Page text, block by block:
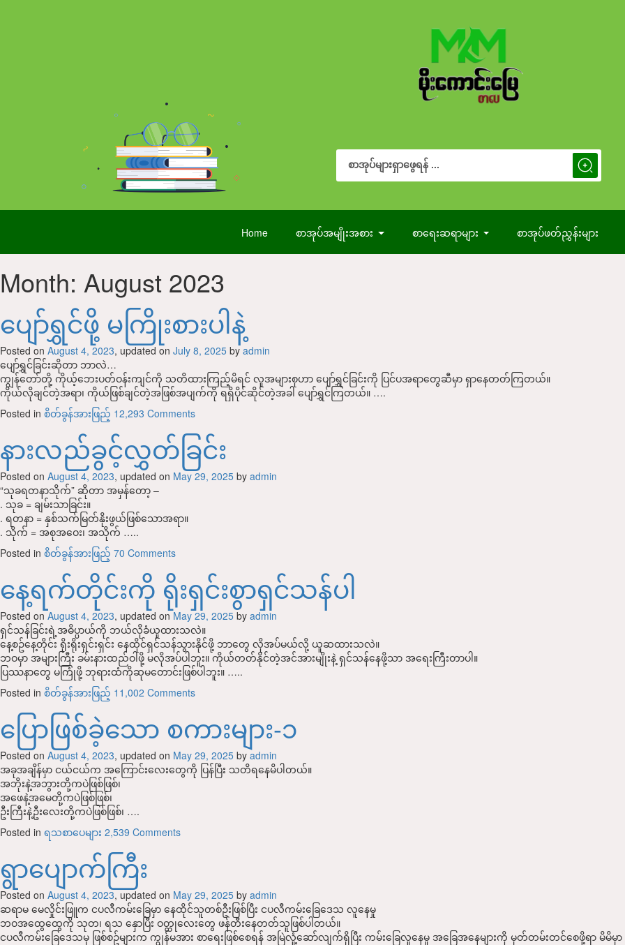
Search
for:
Search Button
Home စာအုပ်အမျိုးအစား စာရေးဆရာများ စာအုပ်ဖတ်ညွှန်းများ
Month: August 2023
ပျော်ရွှင်ဖို့ မကြိုးစားပါနဲ့
Posted on August 4, 2023, updated on July 8, 2025 by admin
ပျော်ရွှင်ခြင်းဆိုတာ ဘာလဲ…
ကျွန်တော်တို့ ကိုယ့်ဘေးပတ်ဝန်းကျင်ကို သတိထားကြည့်မိရင် လူအများစုဟာ ပျော်ရွှင်ခြင်းကို ပြင်ပအရာတွေဆီမှာ ရှာနေတတ်ကြတယ်။
ကိုယ်လိုချင်တဲ့အရာ၊ ကိုယ်ဖြစ်ချင်တဲ့အဖြစ်အပျက်ကို ရရှိပိုင်ဆိုင်တဲ့အခါ ပျော်ရွှင်ကြတယ်။ ….
Posted in စိတ်ခွန်အားဖြည့် 12,293 Comments
နားလည်ခွင့်လွှတ်ခြင်း
Posted on August 4, 2023, updated on May 29, 2025 by admin
“သုခရတနာသိုက်” ဆိုတာ အမှန်တော့ –
. သုခ = ချမ်းသာခြင်း။
. ရတနာ = နှစ်သက်မြတ်နိုးဖွယ်ဖြစ်သောအရာ။
. သိုက် = အစုအဝေး၊ အသိုက် …..
Posted in စိတ်ခွန်အားဖြည့် 70 Comments
နေ့ရက်တိုင်းကို ရိုးရှင်းစွာရှင်သန်ပါ
Posted on August 4, 2023, updated on May 29, 2025 by admin
ရှင်သန်ခြင်းရဲ့အဓိပ္ပာယ်ကို ဘယ်လိုခံယူထားသလဲ။
နေ့စဥ်နေ့တိုင်း ရိုးရိုးရှင်းရှင်း နေထိုင်ရှင်သန်သွားနိုင်ဖို့ ဘာတွေ လိုအပ်မယ်လို့ ယူဆထားသလဲ။
ဘဝမှာ အများကြီး ခမ်းနားထည်ဝါဖို့ မလိုအပ်ပါဘူး။ ကိုယ်တတ်နိုင်တဲ့အင်အားမျိုးနဲ့ ရှင်သန်နေဖို့သာ အရေးကြီးတာပါ။
ပြဿနာတွေ မကြုံဖို့ ဘုရားထံကိုဆုမတောင်းဖြစ်ပါဘူး။ …..
Posted in စိတ်ခွန်အားဖြည့် 11,002 Comments
ပြောဖြစ်ခဲ့သော စကားများ-၁
Posted on August 4, 2023, updated on May 29, 2025 by admin
အခုအချိန်မှာ ငယ်ငယ်က အကြောင်းလေးတွေကို ပြန်ပြီး သတိရနေမိပါတယ်။
အဘိုးနဲ့အဘွားတို့ကပဲဖြစ်ဖြစ်၊
အဖေနဲ့အမေတို့ကပဲဖြစ်ဖြစ်၊
ဦးကြီးနဲ့ဦးလေးတို့ကပဲဖြစ်ဖြစ်၊ ….
Posted in ရသစာပေများ 2,539 Comments
‌ရွာပျောက်ကြီး
Posted on August 4, 2023, updated on May 29, 2025 by admin
ဆရာမ မေလှိုင်းဖြူက ငပလီကမ်းခြေမှာ နေထိုင်သူတစ်ဦးဖြစ်ပြီး ငပလီကမ်းခြေဒေသ လူနေမှု
ဘဝအထွေထွေကို သုတ၊ ရသ နှောပြီး ဝတ္ထုလေးတွေ ဖန်တီးနေတတ်သူဖြစ်ပါတယ်။
ငပလီကမ်းခြေဒေသမှ ဖြစ်စဥ်များက ကျွန်မအား စာရေးဖြစ်စေရန် အမြဲလှုံ့ဆော်လျက်ရှိပြီး ကမ်းခြေလူနေမှု အခြေအနေများကို မှတ်တမ်းတင်စေဖို့ရ